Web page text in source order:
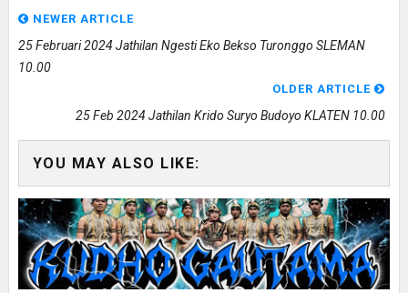
NEWER ARTICLE
25 Februari 2024 Jathilan Ngesti Eko Bekso Turonggo SLEMAN
10.00
OLDER ARTICLE
25 Feb 2024 Jathilan Krido Suryo Budoyo KLATEN 10.00
YOU MAY ALSO LIKE: